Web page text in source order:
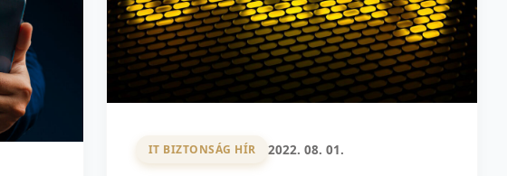
IT BIZTONSÁG HÍR 2022. 08. 01.